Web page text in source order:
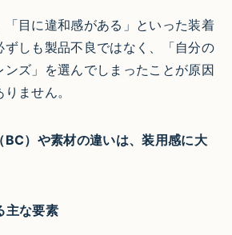
「目に違和感がある」といった装着
ずしも製品不良ではなく、「自分の
ンズ」を選んでしまったことが原因
ません。
BC）や素材の違いは、装用感に大
主な要素